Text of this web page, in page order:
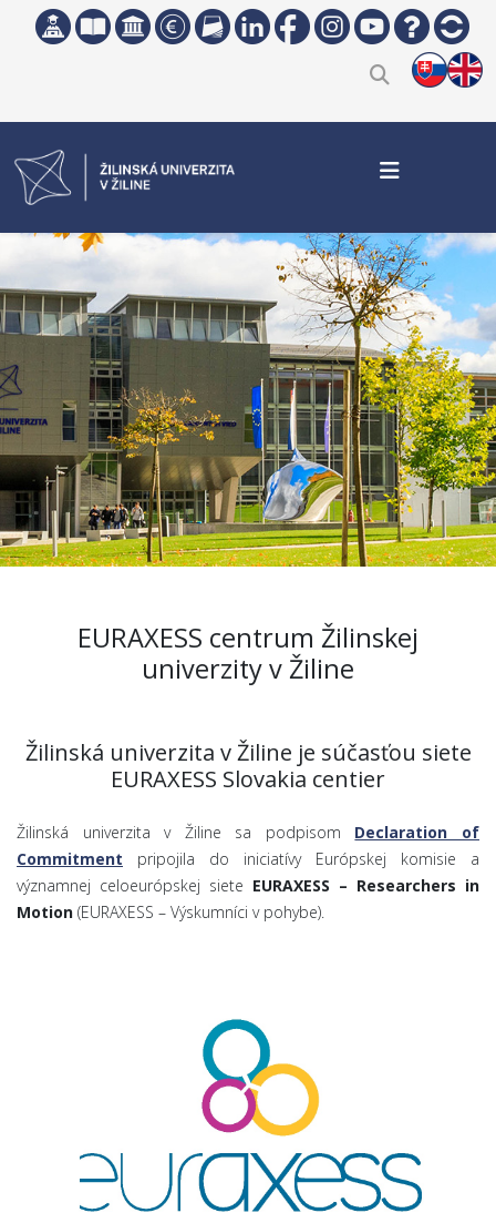
EURAXESS centrum Žilinskej
univerzity v Žiline
Žilinská univerzita v Žiline je súčasťou siete
EURAXESS Slovakia centier
Žilinská univerzita v Žiline sa podpisom Declaration of
Commitment pripojila do iniciatívy Európskej komisie a
významnej celoeurópskej siete EURAXESS – Researchers in
Motion (EURAXESS – Výskumníci v pohybe).